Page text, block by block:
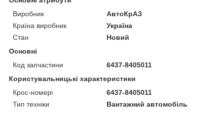
Виробник
АвтоКрАЗ
Країна виробник
Україна
Стан
Новий
Основні
Код запчастини
6437-8405011
Користувальницькі характеристики
Крос-номері
6437-8405011
Тип техніки
Вантажний автомобіль